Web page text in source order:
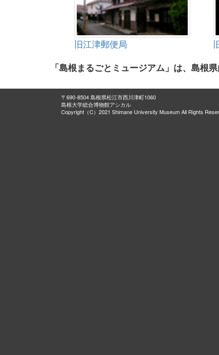
旧江津郵便局
「島根まるごとミュージアム」は、島根
〒690-8504 島根県松江市西川津町1060
島根大学総合博物館アシカル
Copyright（C）2021 Shimane University Museum All Rights